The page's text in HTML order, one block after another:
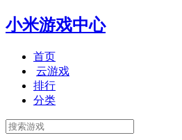
小米游戏中心
首页
云游戏
排行
分类